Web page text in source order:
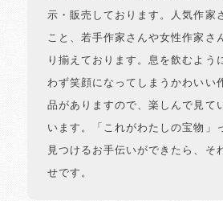
示・販売しております。人気作家
こと、若手作家さんや女性作家さ
り揃えております。息を飲むよう
わず笑顔になってしまうかわいい
品がありますので、楽しんで見て
います。「これがわたしの宝物」
見つけるお手伝いができたら、そ
せです。